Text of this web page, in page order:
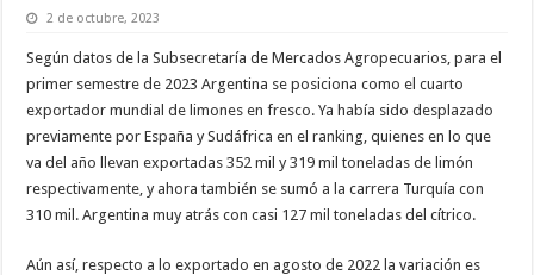
2 de octubre, 2023
Según datos de la Subsecretaría de Mercados Agropecuarios, para el
primer semestre de 2023 Argentina se posiciona como el cuarto
exportador mundial de limones en fresco. Ya había sido desplazado
previamente por España y Sudáfrica en el ranking, quienes en lo que
va del año llevan exportadas 352 mil y 319 mil toneladas de limón
respectivamente, y ahora también se sumó a la carrera Turquía con
310 mil. Argentina muy atrás con casi 127 mil toneladas del cítrico.
Aún así, respecto a lo exportado en agosto de 2022 la variación es